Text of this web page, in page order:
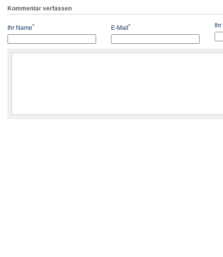
Kommentar verfassen
Ihr Name* E-Mail *